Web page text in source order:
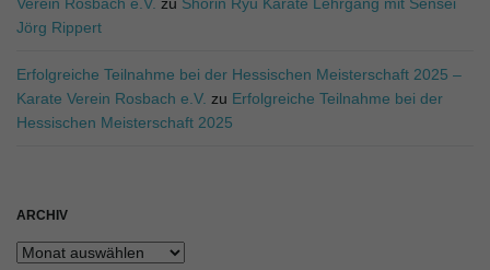
Jörg Rippert
Erfolgreiche Teilnahme bei der Hessischen Meisterschaft 2025 –
Karate Verein Rosbach e.V. zu Erfolgreiche Teilnahme bei der
Hessischen Meisterschaft 2025
ARCHIV
Archiv